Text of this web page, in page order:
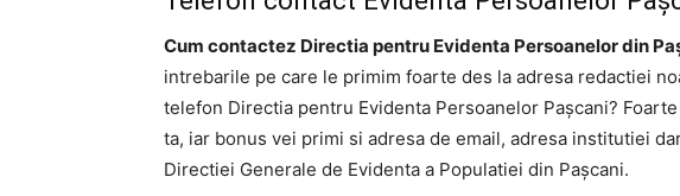
Cum contactez Directia pentru Evidenta Persoanelor din
intrebarile pe care le primim foarte des la adresa redactiei
telefon Directia pentru Evidenta Persoanelor Pașcani?
ta, iar bonus vei primi si adresa de email, adresa institutiei
Directiei Generale de Evidenta a Populatiei din Pașcani.